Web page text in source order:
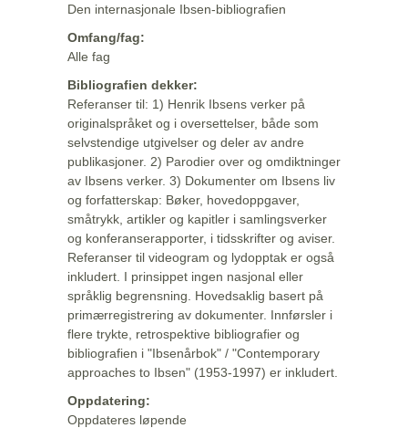
Den internasjonale Ibsen-bibliografien
Omfang/fag:
Alle fag
Bibliografien dekker:
Referanser til: 1) Henrik Ibsens verker på
originalspråket og i oversettelser, både som
selvstendige utgivelser og deler av andre
publikasjoner. 2) Parodier over og omdiktninger
av Ibsens verker. 3) Dokumenter om Ibsens liv
og forfatterskap: Bøker, hovedoppgaver,
småtrykk, artikler og kapitler i samlingsverker
og konferanserapporter, i tidsskrifter og aviser.
Referanser til videogram og lydopptak er også
inkludert. I prinsippet ingen nasjonal eller
språklig begrensning. Hovedsaklig basert på
primærregistrering av dokumenter. Innførsler i
flere trykte, retrospektive bibliografier og
bibliografien i "Ibsenårbok" / "Contemporary
approaches to Ibsen" (1953-1997) er inkludert.
Oppdatering:
Oppdateres løpende